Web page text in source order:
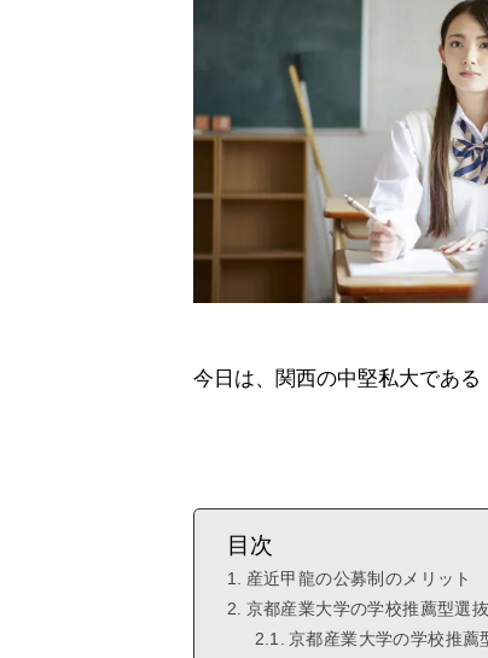
今日は、関西の中堅私大であ
目次
産近甲龍の公募制のメリット
京都産業大学の学校推薦型選抜
京都産業大学の学校推薦